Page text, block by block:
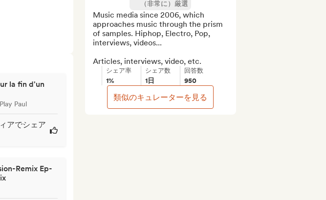
la fin d'un
Paul
アでシェア
Remix Ep-
（非常に）厳選
Music media since 2006, which
approaches music through the prism
of samples. Hiphop, Electro, Pop,
interviews, videos...
Articles, interviews, video, etc.
シェア率
1%
シェア数
1日
回答数
950
類似のキュレーターを見る